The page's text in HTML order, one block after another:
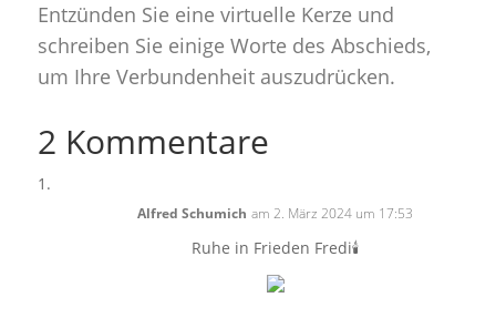
Entzünden Sie eine virtuelle Kerze und
schreiben Sie einige Worte des Abschieds,
um Ihre Verbundenheit auszudrücken.
2 Kommentare
Alfred Schumich am 2. März 2024 um 17:53
Ruhe in Frieden Fredi🕯️